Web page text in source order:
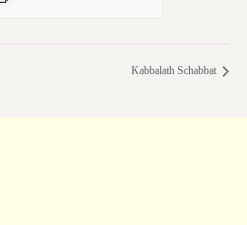
Kabbalath Schabbat